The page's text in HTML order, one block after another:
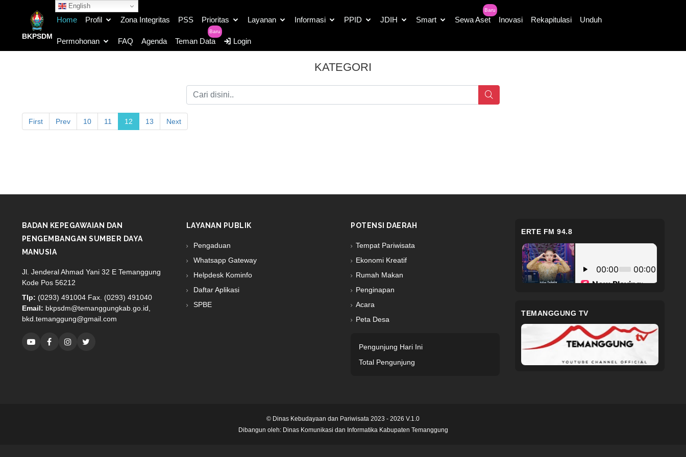
English
BKPSDM
Home Profil Zona Integritas PSS Prioritas Layanan Informasi PPID JDIH Smart Sewa Aset
Baru
Inovasi Rekapitulasi Unduh
Permohonan FAQ Agenda Teman Data
Baru
Login
KATEGORI
First Prev 10 11 12 13 Next
BADAN KEPEGAWAIAN DAN
PENGEMBANGAN SUMBER DAYA
MANUSIA
Jl. Jenderal Ahmad Yani 32 E Temanggung
Kode Pos 56212
Tlp: (0293) 491004 Fax. (0293) 491040
Email: bkpsdm@temanggungkab.go.id,
bkd.temanggung@gmail.com
LAYANAN PUBLIK
Pengaduan
Whatsapp Gateway
Helpdesk Kominfo
Daftar Aplikasi
SPBE
POTENSI DAERAH
Tempat Pariwisata
Ekonomi Kreatif
Rumah Makan
Penginapan
Acara
Peta Desa
Pengunjung Hari Ini
Total Pengunjung
ERTE FM 94.8
TEMANGGUNG TV
© Dinas Kebudayaan dan Pariwisata 2023 - 2026 V.1.0
Dibangun oleh: Dinas Komunikasi dan Informatika Kabupaten Temanggung